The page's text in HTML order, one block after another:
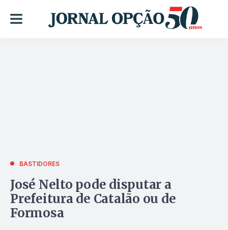
BASTIDORES
José Nelto pode disputar a
Prefeitura de Catalão ou de
Formosa